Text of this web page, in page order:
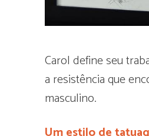
Carol define seu
a resistência que
masculino.